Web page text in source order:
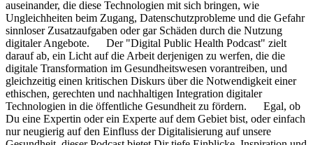
auseinander, die diese Technologien mit sich bringen, wie
Ungleichheiten beim Zugang, Datenschutzprobleme und die Gefahr
sinnloser Zusatzaufgaben oder gar Schäden durch die Nutzung
digitaler Angebote. Der "Digital Public Health Podcast" zielt
darauf ab, ein Licht auf die Arbeit derjenigen zu werfen, die die
digitale Transformation im Gesundheitswesen vorantreiben, und
gleichzeitig einen kritischen Diskurs über die Notwendigkeit einer
ethischen, gerechten und nachhaltigen Integration digitaler
Technologien in die öffentliche Gesundheit zu fördern. Egal, ob
Du eine Expertin oder ein Experte auf dem Gebiet bist, oder einfach
nur neugierig auf den Einfluss der Digitalisierung auf unsere